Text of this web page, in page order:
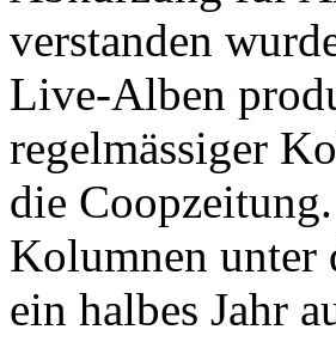
verstanden
Live-Alben
regelmässiger
die
Kolumnen unter
ein halbes Jahr